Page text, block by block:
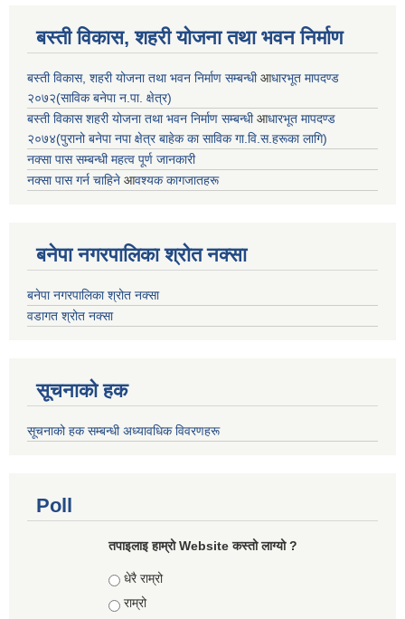
बस्ती विकास, शहरी योजना तथा भवन निर्माण
बस्ती विकास, शहरी योजना तथा भवन निर्माण सम्बन्धीआधारभूत मापदण्ड
२०७२(साविक बनेपा न.पा. क्षेत्र)
बस्ती विकास शहरी योजना तथा भवन निर्माण सम्बन्धीआधारभूत मापदण्ड
२०७४(पुरानो बनेपा नपा क्षेत्र बाहेक का साविक गा.वि.स.हरूका लागि)
नक्सा पास सम्बन्धी महत्व पूर्ण जानकारी
नक्सा पास गर्न चाहिने आवश्यक कागजातहरू
बनेपा नगरपालिका श्रोत नक्सा
बनेपा नगरपालिका श्रोत नक्सा
वडागत श्रोत नक्सा
सूचनाको हक
सूचनाको हक सम्बन्धी अध्यावधिक विवरणहरू
Poll
तपाइलाइ हाम्रो Website कस्तो लाग्यो ?
Choices
धेरै राम्रो
राम्रो